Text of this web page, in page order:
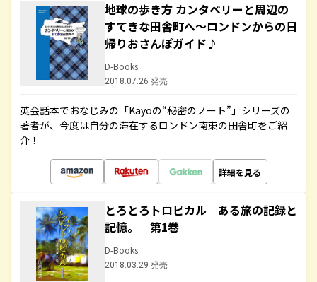
地球の歩き方 カンタベリーと周辺の
すてきな田舎町へ～ロンドンからの日
帰りおさんぽガイド♪
D-Books
2018.07.26 発売
英会話本でおなじみの「Kayoの“秘密のノート”」シリーズの
著者が、今度は自分の滞在するロンドン南東の田舎町をご紹
介！
詳細を見る
とろとろトロピカル ある旅の記録と
記憶。 第1巻
D-Books
2018.03.29 発売